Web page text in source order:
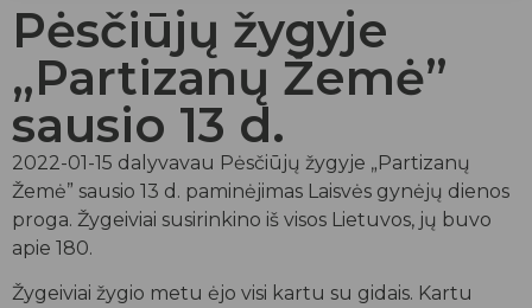
Pėsčiūjų žygyje
„Partizanų Žemė”
sausio 13 d.
2022-01-15 dalyvavau Pėsčiūjų žygyje „Partizanų
Žemė” sausio 13 d. paminėjimas Laisvės gynėjų dienos
proga. Žygeiviai susirinkino iš visos Lietuvos, jų buvo
apie 180.
Žygeiviai žygio metu ėjo visi kartu su gidais. Kartu